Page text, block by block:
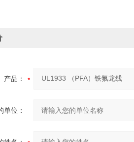
产品：
单位：